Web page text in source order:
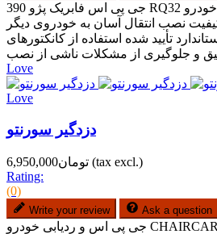
390 جی پی اس فابریک پژو RQ32 عدم دخالت در سیم کشی خودرو
نصب انتقال آسان به خودروی دیگر
تأیید شده استفاده از کانکتورهای
Love
Love
دزدگیر سورنتو
تومان6,950,000 (tax excl.)
Rating:
(0)
Write your review Ask a question
جی پی اس و ردیابی خودرو CHAIRCAR چیرکار AVL